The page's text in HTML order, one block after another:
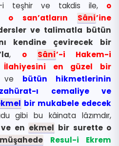
i teşhir ve takdis ile, o
o san’atların Sâni’ine
ve talimatla bütün
kendine çevirecek bir
, o Sâni’-i Hakem-i
İlahiyesini en güzel bir
ve bütün hikmetlerinin
ı cemaliye ve
bir mukabele edecek
gibi bu kâinata lâzımdır,
en ekmel bir surette o
Resul-i Ekrem